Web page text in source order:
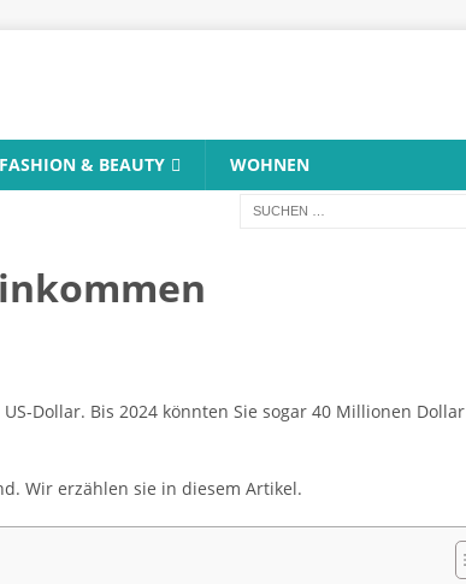
FASHION & BEAUTY WOHNEN
Dollar. Bis 2024 könnten Sie sogar 40 Millionen Dollar
Wir erzählen sie in diesem Artikel.